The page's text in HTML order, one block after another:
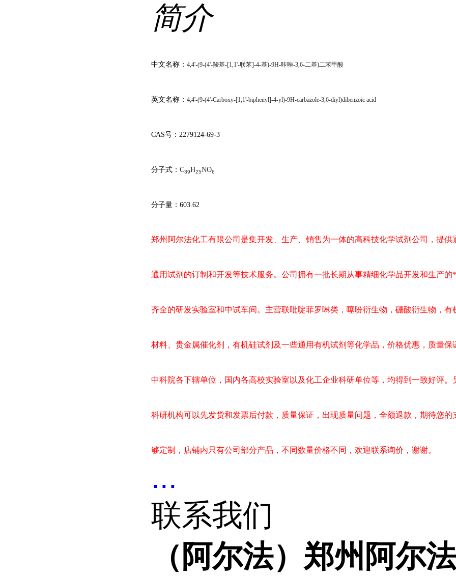
简介
中文名称： 4,4'-(9-(4'-羧基-[1,1'-联苯]-4-基)-9H-咔唑-3,6-二基)二苯甲酸
英文名称： 4,4'-(9-(4'-Carboxy-[1,1'-biphenyl]-4-yl)-9H-carbazole-3,6-diyl)dibenzoic acid
CAS号： 2279124-69-3
分子式： C39H25NO6
分子量： 603.62
郑州阿尔法化工有限公司是集开发、生产、销售为一体的高科技化学试剂公司，提供
通用试剂的订制和开发等技术服务。公司拥有一批长期从事精细化学品开发和生产
齐全的研发实验室和中试车间。主营联吡啶菲罗啉类，噻吩衍生物，硼酸衍生物，有
材料、贵金属催化剂，有机硅试剂及一些通用有机试剂等化学品，价格优惠，质量保
中科院各下辖单位，国内各高校实验室以及化工企业科研单位等，均得到一致好评。
科研机构可以先发货和发票后付款，质量保证，出现质量问题，全额退款，期待您的
够定制，店铺内只有公司部分产品，不同数量价格不同，欢迎联系询价，谢谢。
...
联系我们
（阿尔法）郑州阿尔